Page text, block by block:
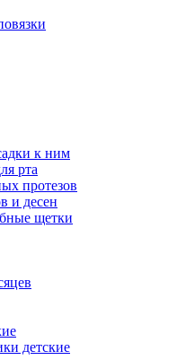
к ним
рта
протезов
и десен
щетки
детские